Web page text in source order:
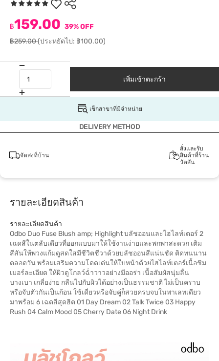
฿159.00 39% OFF
฿259.00(ประหยัดไป: ฿100.00)
เพิ่มเข้าตะกร้า
เช็กสาขาที่มีจำหน่าย
DELIVERY METHOD
จัดส่งที่บ้าน
สั่งและรับ
สินค้าที่ร้าน
วัตสัน
รายละเอียดสินค้า
รายละเอียดสินค้า
Odbo Duo Fuse Blush amp; Highlight บลัชออนและไฮไลท์เตอร์ 2
เฉดสีในตลับเดียวที่ออกแบบมาให้ใช้งานง่ายและพกพาสะดวก เติม
สีสันให้พวงแก้มดูสดใสมีชีวิตชีวาด้วยบลัชออนสีแน่นชัด ติดทนนาน
ตลอดวัน พร้อมเสริมความโดดเด่นให้ใบหน้าด้วยไฮไลท์เตอร์เนื้อชิม
เมอร์ละเอียด ให้ผิวดูโกลว์ฉ่ำวาวอย่างมีออร่า เนื้อสัมผัสนุ่มลื่น
บางเบา เกลี่ยง่าย กลืนไปกับผิวได้อย่างเป็นธรรมชาติ ไม่เป็นคราบ
หรือจับตัวกันเป็นก้อน ใช้เดี่ยวหรือจับคู่ก็สวยครบจบในพาเลทเดียว
มาพร้อม 6 เฉดสีสุดฮิต 01 Day Dream 02 Talk Twice 03 Happy
Rush 04 Calm Mood 05 Cherry Date 06 Night Drink